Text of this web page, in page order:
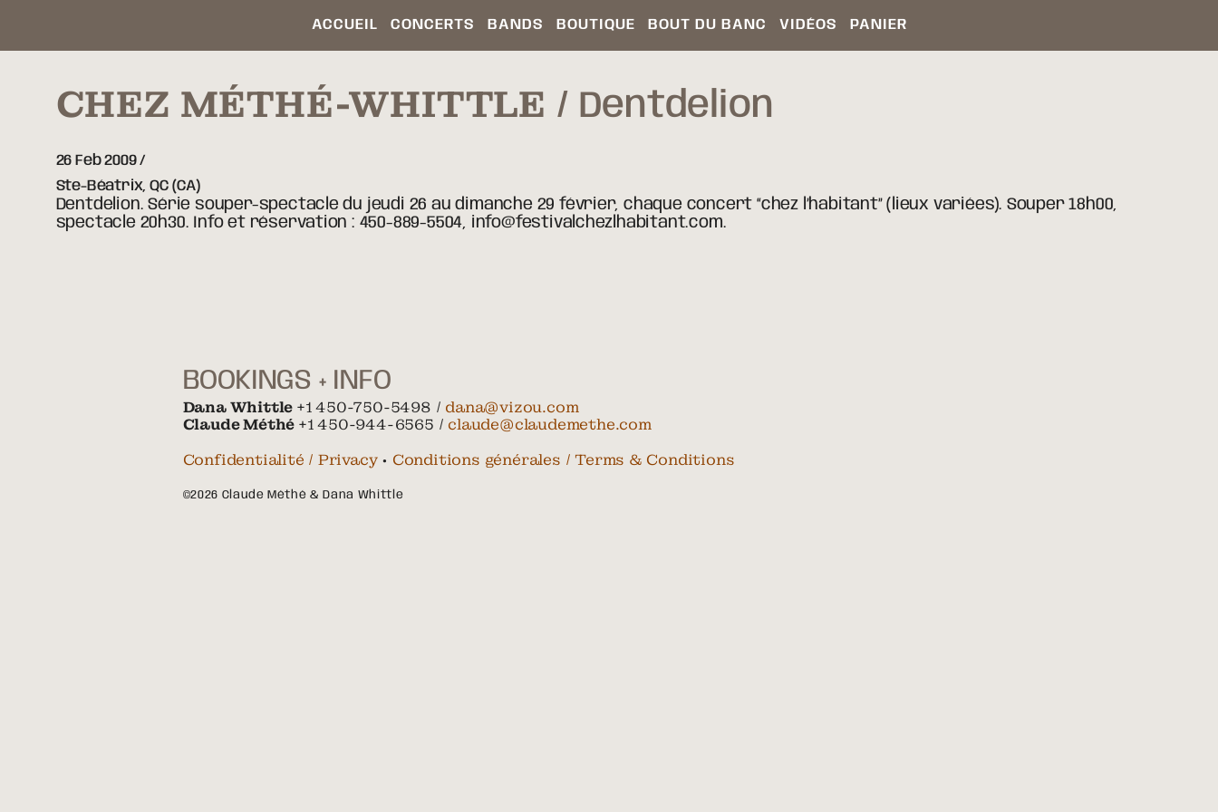
ACCUEIL CONCERTS BANDS BOUTIQUE BOUT DU BANC VIDÉOS PANIER
CHEZ MÉTHÉ-WHITTLE Dentdelion
26 Feb 2009
Ste-Béatrix, QC (CA)
Dentdelion. Série souper-spectacle du jeudi 26 au dimanche 29 février, chaque concert “chez l’habitant” (lieux variées). Souper 18h00,
spectacle 20h30. Info et réservation : 450-889-5504, info@festivalchezlhabitant.com.
BOOKINGS + INFO
Dana Whittle +1 450-750-5498 / dana@vizou.com
Claude Méthé +1 450-944-6565 / claude@claudemethe.com
Confidentialité / Privacy• Conditions générales / Terms & Conditions
©2026 Claude Méthé & Dana Whittle